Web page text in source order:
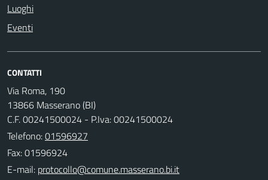
Luoghi
Eventi
CONTATTI
Via Roma, 190
13866 Masserano (BI)
C.F. 00241500024 - P.Iva: 00241500024
Telefono:01596927
Fax: 01596924
E-mail: